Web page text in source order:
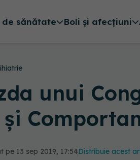
de sănătate Boli și afecțiuni
unui
pe 13 sep 2019, 17:54Distribuie acest